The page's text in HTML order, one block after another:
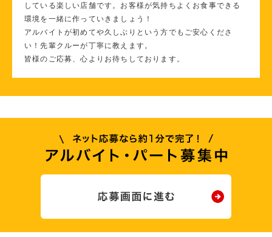
している楽しい店舗です。お客様が気持ちよくお食事できる
環境を一緒に作っていきましょう！
アルバイトが初めてや久しぶりという方でもご安心くださ
い！先輩クルーが丁寧に教えます。
皆様のご応募、心よりお待ちしております。